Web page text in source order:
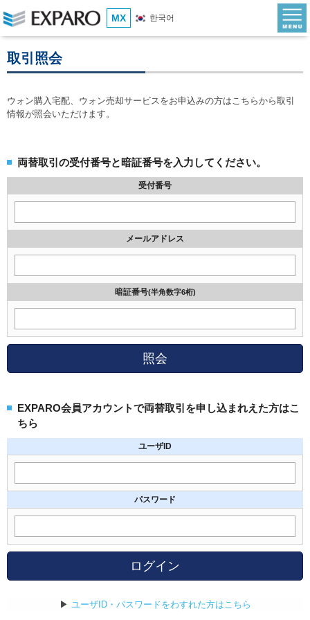
MX 한국어
取引照会
ウォン購入宅配、ウォン売却サービスをお申込みの方はこちらから取引
情報が照会いただけます。
両替取引の受付番号と暗証番号を入力してください。
受付番号
メールアドレス
暗証番号(半角数字6桁)
照会
EXPARO会員アカウントで両替取引を申し込まれえた方はこ
ちら
ユーザID
パスワード
ログイン
▶ ユーザID・パスワードをわすれた方はこちら